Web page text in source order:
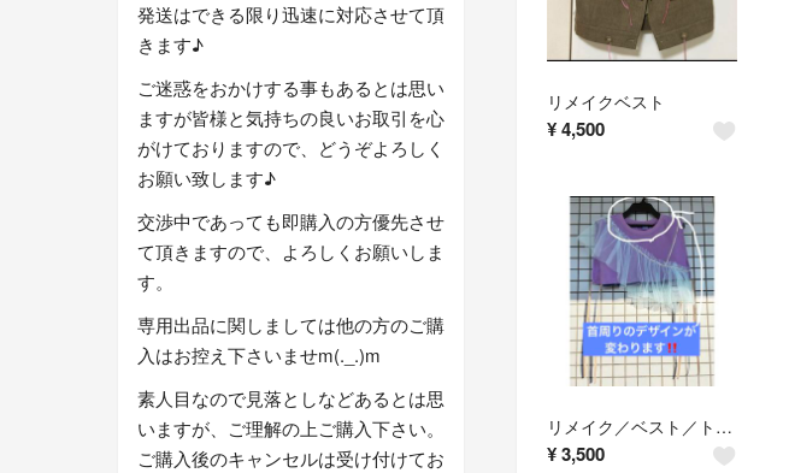
リメイクベスト
¥4,500
リメイク／ベスト／トップス／フリーサイ ズ／中古／古着／ゼッケン
¥3,500
発送はできる限り迅速に対応させて頂
きます♪
ご迷惑をおかけする事もあるとは思い
ますが皆様と気持ちの良いお取引を心
がけておりますので、どうぞよろしく
お願い致します♪
交渉中であっても即購入の方優先させ
て頂きますので、よろしくお願いしま
す。
専用出品に関しましては他の方のご購
入はお控え下さいませm(._.)m
素人目なので見落としなどあるとは思
いますが、ご理解の上ご購入下さい。
ご購入後のキャンセルは受け付けてお